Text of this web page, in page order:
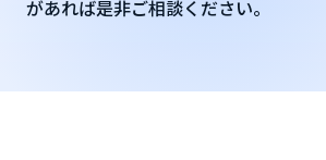
があれば是非ご相談ください。